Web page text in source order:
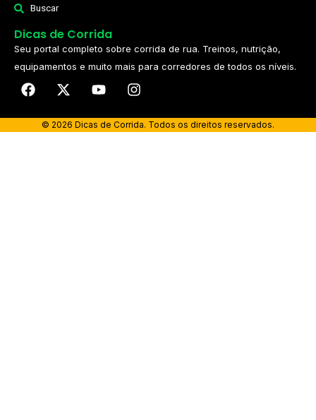
Buscar
Dicas de Corrida
Seu portal completo sobre corrida de rua. Treinos, nutrição,
equipamentos e muito mais para corredores de todos os níveis.​
© 2026 Dicas de Corrida. Todos os direitos reservados.